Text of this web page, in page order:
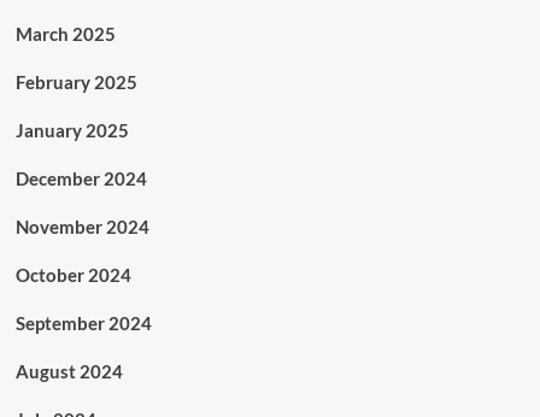
March 2025
February 2025
January 2025
December 2024
November 2024
October 2024
September 2024
August 2024